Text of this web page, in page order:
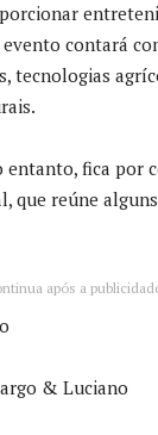
contará
tecnologias
entanto, fica por
que reúne
após a
& Luciano